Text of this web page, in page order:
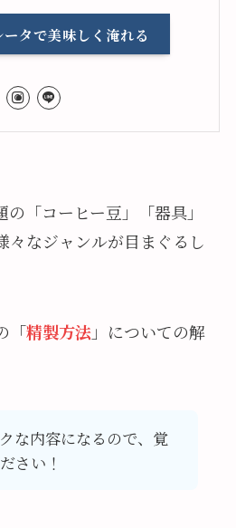
タで美味しく淹れる
「コーヒー豆」「器具」
々なジャンルが目まぐるし
「精製方法」についての解
な内容になるので、覚
さい！